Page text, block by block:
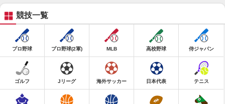
競技一覧
プロ野球 プロ野球(2軍) MLB 高校野球 侍ジャパン
ゴルフ Jリーグ 海外サッカー 日本代表 テニス